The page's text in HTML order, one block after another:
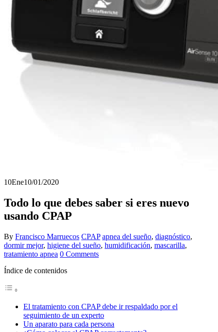
10Ene10/01/2020
Todo lo que debes saber si eres nuevo
usando CPAP
By Francisco Marruecos CPAP apnea del sueño, diagnóstico,
dormir mejor, higiene del sueño, humidificación, mascarilla,
tratamiento apnea 0 Comments
Índice de contenidos
El tratamiento con CPAP debe ir respaldado por el
seguimiento de un experto
Un aparato para cada persona